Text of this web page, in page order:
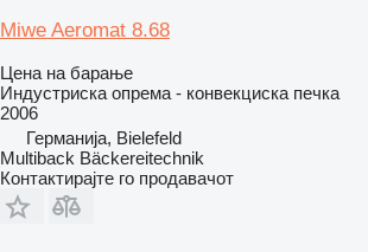
Miwe Aeromat 8.68
Цена на барање
Индустриска опрема - конвекциска печка
2006
Германија, Bielefeld
Multiback Bäckereitechnik
Контактирајте го продавачот